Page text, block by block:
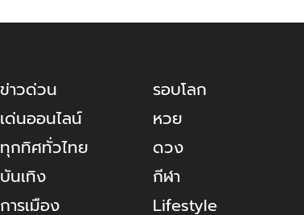
ข่าวด่วน
เด่นออนไลน์
ทุกทิศทั่วไทย
บันเทิง
การเมือง
รอบโลก
หวย
ดวง
กีฬา
Lifestyle